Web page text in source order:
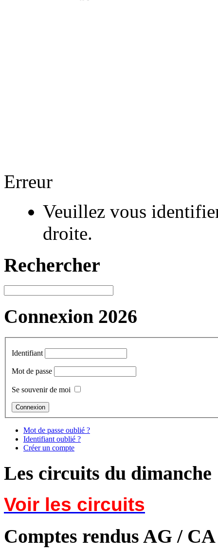
Erreur
Veuillez vous
droite.
Rechercher
Connexion 2026
Identifiant
Mot de passe
Se souvenir de moi
Mot de passe oublié ?
Identifiant oublié ?
Créer un compte
Les circuits du dimanche
Voir les circuits
Comptes rendus AG / CA